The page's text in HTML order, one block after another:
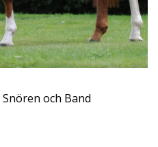
Snören och Band